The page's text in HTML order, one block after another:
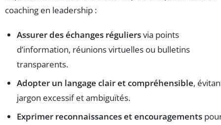
coaching en leadership :
Assurer des échanges réguliersvia points
d’information, réunions virtuelles ou bulletins
transparents.
Adopter un langage clair et compréhensible,
jargon excessif et ambiguïtés.
Exprimer reconnaissances et encouragements